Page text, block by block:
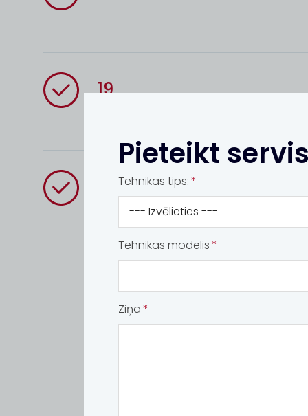
19
SIA Dotnuva Baltic
Pieteikt
Tehnikas tips:
Tehnikas modelis
Ziņa